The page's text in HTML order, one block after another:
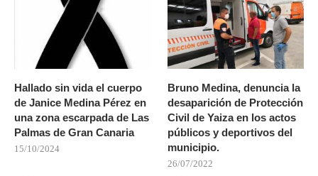
Hallado sin vida el cuerpo
de Janice Medina Pérez en
una zona escarpada de Las
Palmas de Gran Canaria
15/10/2024
Bruno Medina, denuncia la
desaparición de Protección
Civil de Yaiza en los actos
públicos y deportivos del
municipio.
26/07/2022